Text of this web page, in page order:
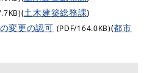
(土木建築総務課)
変更の認可 (PDF/164.0KB)(都市